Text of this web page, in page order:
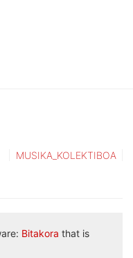
MUSIKA_KOLEKTIBOA
Bitakora that is